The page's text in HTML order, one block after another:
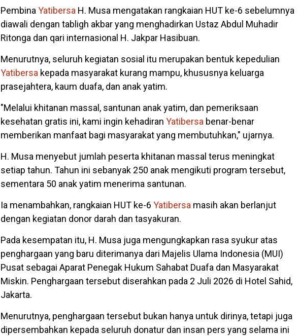
PembinaYatibersa H. Musa mengatakan rangkaian HUT ke-6 sebelumnya
diawali dengan tabligh akbar yang menghadirkan Ustaz Abdul Muhadir
Ritonga dan qari internasional H. Jakpar Hasibuan.
Menurutnya, seluruh kegiatan sosial itu merupakan bentuk kepedulian
Yatibersa kepada masyarakat kurang mampu, khususnya keluarga
prasejahtera, kaum duafa, dan anak yatim.
"Melalui khitanan massal, santunan anak yatim, dan pemeriksaan
kesehatan gratis ini, kami ingin kehadiran Yatibersa benar-benar
memberikan manfaat bagi masyarakat yang membutuhkan," ujarnya.
H. Musa menyebut jumlah peserta khitanan massal terus meningkat
setiap tahun. Tahun ini sebanyak 250 anak mengikuti program tersebut,
sementara 50 anak yatim menerima santunan.
Ia menambahkan, rangkaian HUT ke-6 Yatibersa masih akan berlanjut
dengan kegiatan donor darah dan tasyakuran.
Pada kesempatan itu, H. Musa juga mengungkapkan rasa syukur atas
penghargaan yang baru diterimanya dari Majelis Ulama Indonesia (MUI)
Pusat sebagai Aparat Penegak Hukum Sahabat Duafa dan Masyarakat
Miskin. Penghargaan tersebut diserahkan pada 2 Juli 2026 di Hotel Sahid,
Jakarta.
Menurutnya, penghargaan tersebut bukan hanya untuk dirinya, tetapi juga
dipersembahkan kepada seluruh donatur dan insan pers yang selama ini